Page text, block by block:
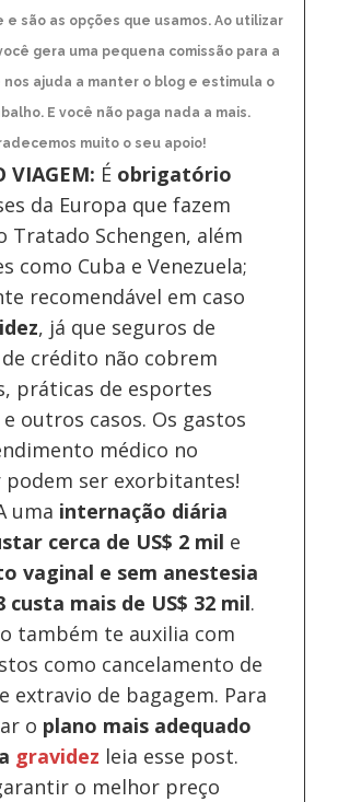
são as opções que usamos. Ao utilizar
gera uma pequena comissão para a
ajuda a manter o blog e estimula o
E você não paga nada a mais.
muito o seu apoio!
VIAGEM: É obrigatório
da Europa que fazem
Tratado Schengen, além
como Cuba e Venezuela;
recomendável em caso
, já que seguros de
crédito não cobrem
práticas de esportes
outros casos. Os gastos
médico no
ser exorbitantes!
uma internação diária
cerca de US$ 2 mil e
vaginal e sem anestesia
custa mais de US$ 32 mil.
também te auxilia com
como cancelamento de
extravio de bagagem. Para
o plano mais adequado
gravidez leia esse post.
o melhor preço